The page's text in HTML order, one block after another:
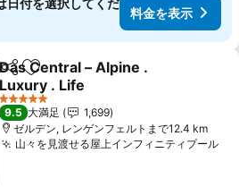
日付を選択してくだ
料金を表示
シェアお気に入りに追加
Das Central – Alpine .
Luxury . Life
5 ホテルのランク
9.5 大満足
1,699
ゼルデン, レンゲンフェルトまで12.4 km
山々を見渡せる屋上インフィニティプール